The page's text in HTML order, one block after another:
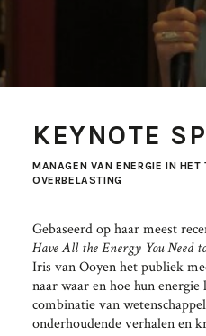
KEYNOTE
MANAGEN VAN ENERGIE IN HET
OVERBELASTING
Gebaseerd op haar meest
Have All the Energy You Need
Iris van Ooyen het publiek
naar waar en hoe hun
combinatie van
onderhoudende verhalen en